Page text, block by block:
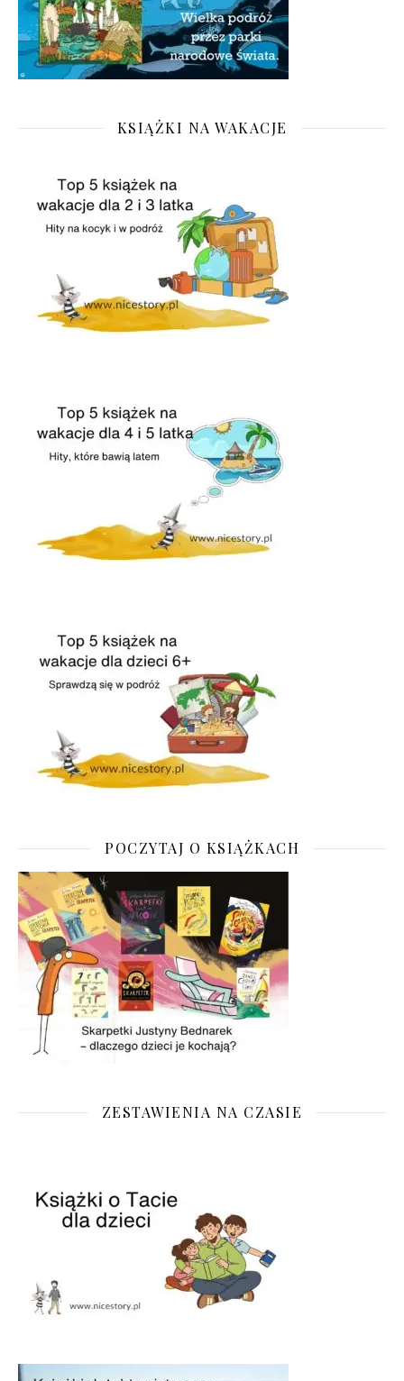
KSIĄŻKI NA WAKACJE
POCZYTAJ O KSIĄŻKACH
ZESTAWIENIA NA CZASIE